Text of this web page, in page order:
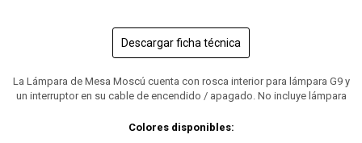
Descargar ficha técnica
La Lámpara de Mesa Moscú cuenta con rosca interior para lámpara G9 y
un interruptor en su cable de encendido / apagado. No incluye lámpara
Colores disponibles: